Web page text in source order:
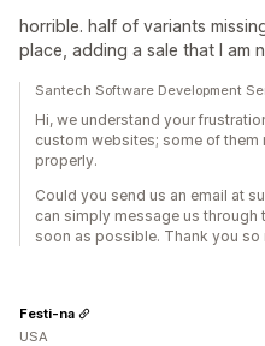
horrible. half of variants
place, adding a sale that I am
Santech Software Development
Hi, we understand your
custom websites; some of
properly.
Could you send us an email at
can simply message us through
soon as possible. Thank you so
Festi-na
USA